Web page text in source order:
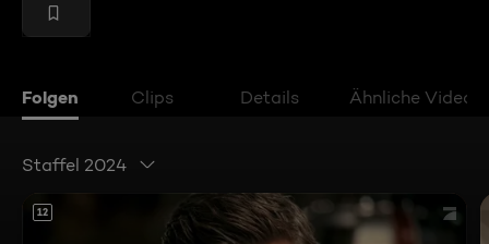
Folgen Clips Details Ähnliche Videos
Staffel 2024
12